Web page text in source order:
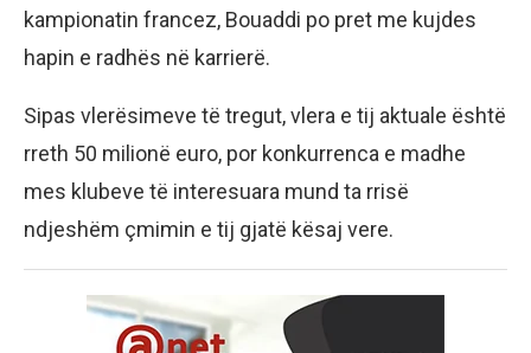
kampionatin francez, Bouaddi po pret me kujdes
hapin e radhës në karrierë.
Sipas vlerësimeve të tregut, vlera e tij aktuale është
rreth 50 milionë euro, por konkurrenca e madhe
mes klubeve të interesuara mund ta rrisë
ndjeshëm çmimin e tij gjatë kësaj vere.